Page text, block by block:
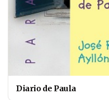
Diario de Paula